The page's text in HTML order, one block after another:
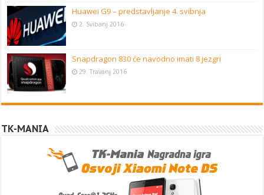
Huawei G9 – predstavljanje 4. svibnja
2. Svibanj 2016
Snapdragon 830 će navodno imati 8 jezgri
29. Travanj 2016
TK-MANIA